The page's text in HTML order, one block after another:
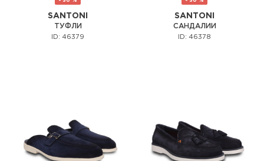
SANTONI
ТУФЛИ
ID: 46379
SANTONI
САНДАЛИИ
ID: 46378